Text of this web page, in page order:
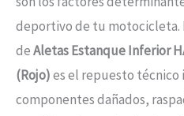
deportivo de tu motocicleta.
deAletas Estanque Inferior
(Rojo)es el repuesto técnico
componentes dañados,